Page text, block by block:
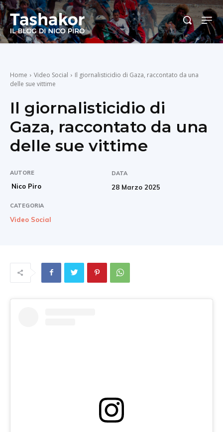
Home Video Social
Il giornalisticidio di Gaza, raccontato da una
delle sue vittime
Il giornalisticidio di
Gaza, raccontato da una
delle sue vittime
AUTORE
Nico Piro
DATA
28 Marzo 2025
CATEGORIA
Video Social